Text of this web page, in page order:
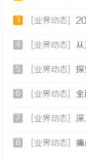
3 [业界动态] 2026
4 [业界动态] 从三
5 [业界动态] 探
6 [业界动态] 全
7 [业界动态] 深
8 [业界动态] 痛点